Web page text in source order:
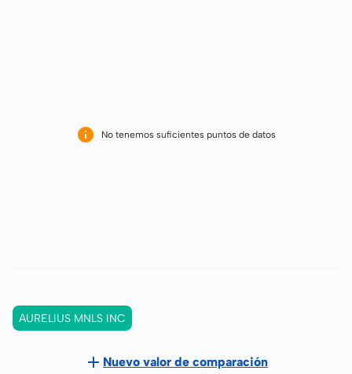
No tenemos suficientes puntos de datos
AURELIUS MNLS INC
Nuevo valor de comparación